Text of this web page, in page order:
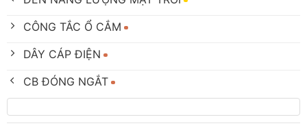
CÔNG TẮC Ổ CẮM
DÂY CÁP ĐIỆN
CB ĐÓNG NGẮT